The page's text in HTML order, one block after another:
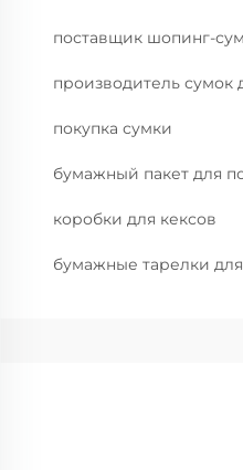
поставщик шопинг-
производитель сумок
покупка сумки
бумажный пакет для
коробки для кексов
бумажные тарелки